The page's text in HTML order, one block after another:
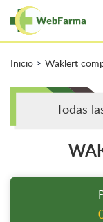
Inicio > Waklert
Todas